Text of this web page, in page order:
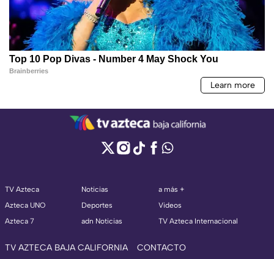
TV Azteca
Azteca UNO
Azteca 7
Noticias
Deportes
adn Noticias
a más +
Videos
TV Azteca Internacional
TV AZTECA BAJA CALIFORNIA CONTACTO